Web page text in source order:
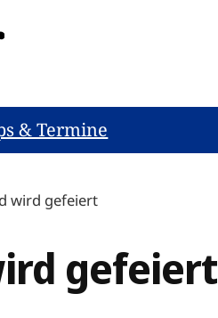
& Termine
wird gefeiert
gefeiert